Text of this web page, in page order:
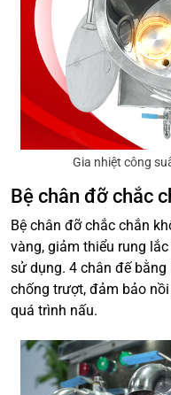
Gia nhiệt công
Bệ chân đỡ chắc
Bệ chân đỡ chắc chắn
vàng, giảm thiểu rung
sử dụng. 4 chân đế
chống trượt, đảm bảo
quá trình nấu.